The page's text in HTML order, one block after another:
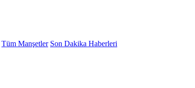
Tüm Manşetler Son Dakika Haberleri